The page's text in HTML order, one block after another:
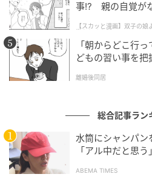
●バーガーキング® 青梅河辺店
6月30日 9時 店舗住所：東京
時間：9:00-22:00
●バーガーキング® 関西スーパ
●バーガーキング® 関西スーパ
時：2026年6月30日 9時 店舗
琵琶町3-5-19 関西スーパー琵
事!? 親の自覚が
【スカッと漫画】双子の
懲らしめた話
「朝からどこ行
どもの習い事を把
離婚後同居
総合記事ラン
水筒にシャンパ
「アル中だと思
ABEMA TIMES